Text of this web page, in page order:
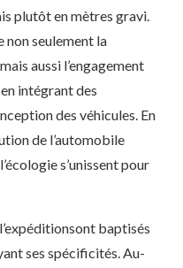
plutôt en mètres gravi.
non seulement la
aussi l’engagement
intégrant des
des véhicules. En
de l’automobile
s’unissent pour
baptisés
ses spécificités. Au-